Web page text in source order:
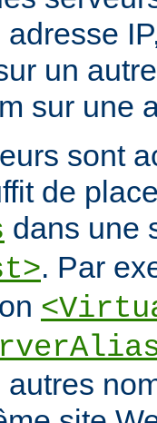
un
sur une
sont
de
dans une
. Par